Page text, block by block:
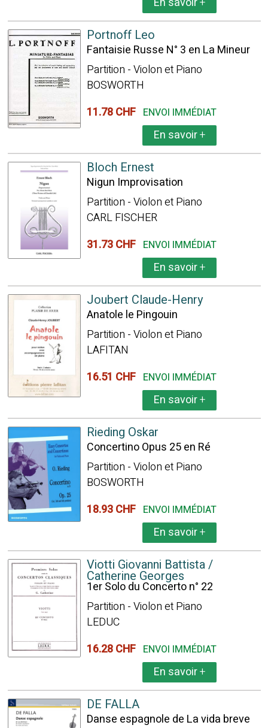
Portnoff Leo
Fantaisie Russe N° 3 en La Mineur
Partition - Violon et Piano
BOSWORTH
11.78 CHF ENVOI IMMÉDIAT
En savoir+
Bloch Ernest
Nigun Improvisation
Partition - Violon et Piano
CARL FISCHER
31.73 CHF ENVOI IMMÉDIAT
En savoir+
Joubert Claude-Henry
Anatole le Pingouin
Partition - Violon et Piano
LAFITAN
16.51 CHF ENVOI IMMÉDIAT
En savoir+
Rieding Oskar
Concertino Opus 25 en Ré
Partition - Violon et Piano
BOSWORTH
18.93 CHF ENVOI IMMÉDIAT
En savoir+
Viotti Giovanni Battista /
Catherine Georges
1er Solo du Concerto n° 22
Partition - Violon et Piano
LEDUC
16.28 CHF ENVOI IMMÉDIAT
En savoir+
DE FALLA
Danse espagnole de La vida breve